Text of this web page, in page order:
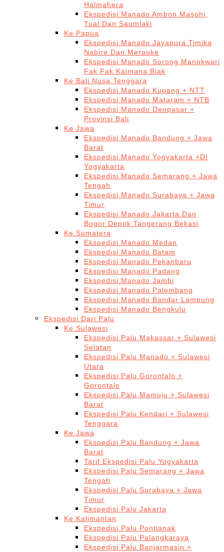
Halmahera
Ekspedisi Manado Ambon Masohi,
Tual Dan Saumlaki
Ke Papua
Ekspedisi Manado Jayapura Timika
Nabire Dan Merauke
Ekspedisi Manado Sorong Manokwari
Fak Fak Kaimana Biak
Ke Bali Nusa Tenggara
Ekspedisi Manado Kupang + NTT
Ekspedisi Manado Mataram + NTB
Ekspedisi Manado Denpasar +
Provinsi Bali
Ke Jawa
Ekspedisi Manado Bandung + Jawa
Barat
Ekspedisi Manado Yogyakarta +DI
Yogyakarta
Ekspedisi Manado Semarang + Jawa
Tengah
Ekspedisi Manado Surabaya + Jawa
Timur
Ekspedisi Manado Jakarta Dan
Bogor Depok Tangerang Bekasi
Ke Sumatera
Ekspedisi Manado Medan
Ekspedisi Manado Batam
Ekspedisi Manado Pekanbaru
Ekspedisi Manado Padang
Ekspedisi Manado Jambi
Ekspedisi Manado Palembang
Ekspedisi Manado Bandar Lampung
Ekspedisi Manado Bengkulu
Ekspedisi Dari Palu
Ke Sulawesi
Ekspedisi Palu Makassar + Sulawesi
Selatan
Ekspedisi Palu Manado + Sulawesi
Utara
Ekspedisi Palu Gorontalo +
Gorontalo
Ekspedisi Palu Mamuju + Sulawesi
Barat
Ekspedisi Palu Kendari + Sulawesi
Tenggara
Ke Jawa
Ekspedisi Palu Bandung + Jawa
Barat
Tarif Ekspedisi Palu Yogyakarta
Ekspedisi Palu Semarang + Jawa
Tengah
Ekspedisi Palu Surabaya + Jawa
Timur
Ekspedisi Palu Jakarta
Ke Kalimantan
Ekspedisi Palu Pontianak
Ekspedisi Palu Palangkaraya
Ekspedisi Palu Banjarmasin +